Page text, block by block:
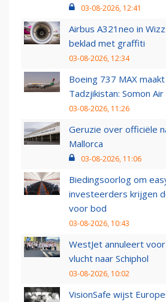
03-08-2026, 12:41
Airbus A321neo in
beklad met graffiti
03-08-2026, 12:34
Boeing 737 MAX
Tadzjikistan: Somon
03-08-2026, 11:26
Geruzie over officiële
Mallorca
03-08-2026, 11:06
Biedingsoorlog om
investeerders krijgen
voor bod
03-08-2026, 10:43
WestJet annuleert
vlucht naar Schiphol
03-08-2026, 10:02
VisionSafe wijst